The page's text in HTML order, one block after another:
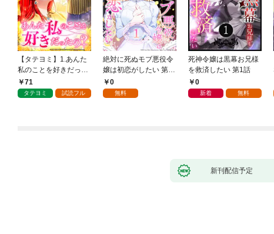
【タテヨミ】1.あんた
私のことを好きだった
の？
71
タテヨミ 試読フル
絶対に死ぬモブ悪役令
嬢は初恋がしたい 第1
話0
無料
死神令嬢は黒幕お兄様
を救済したい 第1話
0
新着 無料
新刊配信予定